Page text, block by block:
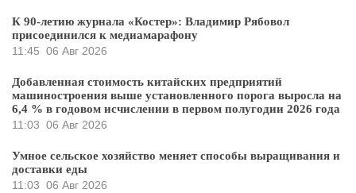
К 90-летию журнала «Костер»: Владимир Рябовол
присоединился к медиамарафону
11:45 06 Авг 2026
Добавленная стоимость китайских предприятий
машиностроения выше установленного порога выросла на
6,4 % в годовом исчислении в первом полугодии 2026 года
11:03 06 Авг 2026
Умное сельское хозяйство меняет способы выращивания и
доставки еды
11:03 06 Авг 2026